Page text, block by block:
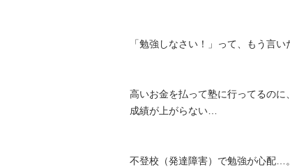
「勉強しなさい！」って、もう言い
高いお金を払って塾に行ってるのに、
成績が上がらない…
不登校（発達障害）で勉強が心配…。